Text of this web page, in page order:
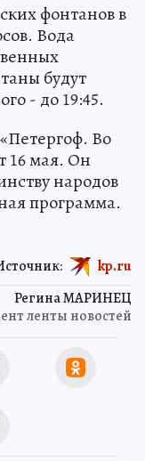
фонтанов в
Вода
будут
- до 19:45.
Во
16 мая. Он
народов
программа.
Регина МАРИНЕЦ
ленты новостей
kp.ru